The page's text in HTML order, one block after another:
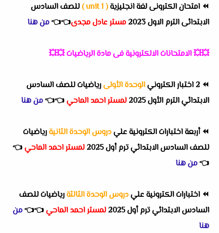
⏪ امتحان الكترونى لغة انجليزية( unit 1 )
للصف السادس
الابتدائى الترم الاول 2023
مستر عادل مجدى👈
👈من هنا
💥💥الامتحانات الالكترونية فى مادة الرياضيات💥💥
⏪ 2 اختبار الكتروني الوحدة الأولىرياضيات للصف السادس
الابتدائي الترم الأول 2025
لمستر احمد الماحي👈
👈من هنا
⏪أربعة اختبارات الكترونية عليدروس الوحدة الثانيةرياضيات
للصف السادس الابتدائي ترم أول 2025
لمستر احمد الماحي👈
👈من هنا
⏪ اختبارات الكترونية عليدروس الوحدة الثالثةرياضيات للصف
السادس الابتدائي ترم أول 2025
لمستر احمد الماحي👈
👈من
هنا